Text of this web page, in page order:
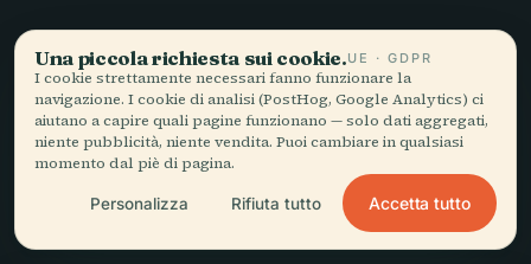
Chi siamo
Processo editoriale
Missione
Assistenza
Risoluzione dei problemi
dell'app
Diventa partner
Una piccola richiesta sui cookie.UE · GDPR
I cookie strettamente necessari fanno funzionare la
navigazione. I cookie di analisi (PostHog, Google Analytics) ci
aiutano a capire quali pagine funzionano — solo dati aggregati,
niente pubblicità, niente vendita. Puoi cambiare in qualsiasi
momento dal piè di pagina.
Personalizza Rifiuta tutto Accetta tutto